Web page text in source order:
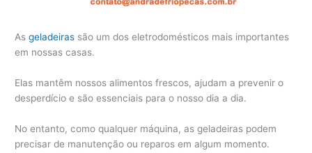
Asgeladeiras são um dos eletrodomésticos mais importantes
em nossas casas.
Elas mantêm nossos alimentos frescos, ajudam a prevenir o
desperdício e são essenciais para o nosso dia a dia.
No entanto, como qualquer máquina, as geladeiras podem
precisar de manutenção ou reparos em algum momento.